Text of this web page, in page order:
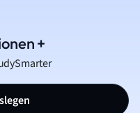
+